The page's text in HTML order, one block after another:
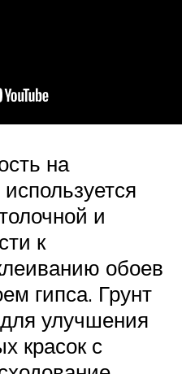
на
и
к
обоев
гипса. Грунт
улучшения
красок с